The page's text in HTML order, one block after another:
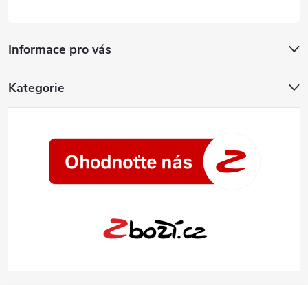
Informace pro vás
Kategorie